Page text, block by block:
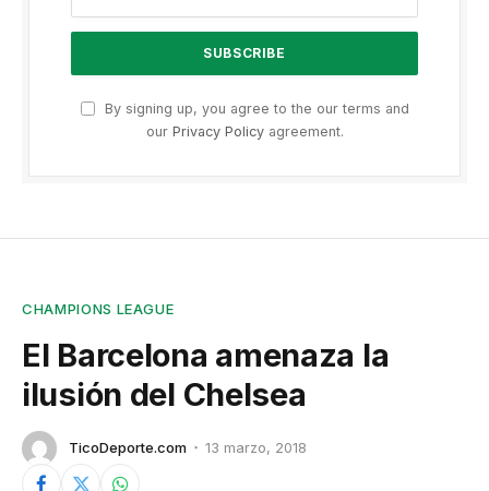
By signing up, you agree to the our terms and
our Privacy Policyagreement.
CHAMPIONS LEAGUE
El Barcelona amenaza la
ilusión del Chelsea
TicoDeporte.com 13 marzo, 2018